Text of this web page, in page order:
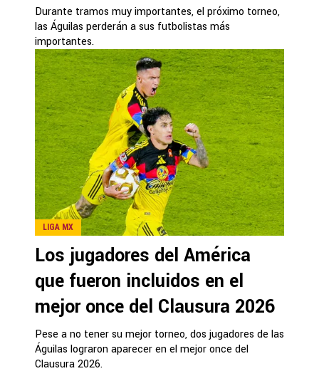
Durante tramos muy importantes, el próximo torneo,
las Águilas perderán a sus futbolistas más
importantes.
LIGA MX
Los jugadores del América
que fueron incluidos en el
mejor once del Clausura 2026
Pese a no tener su mejor torneo, dos jugadores de las
Águilas lograron aparecer en el mejor once del
Clausura 2026.